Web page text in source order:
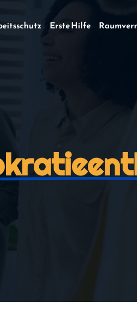
Erste Hilfe